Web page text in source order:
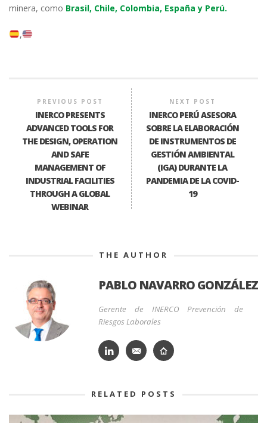
minera, como Brasil, Chile, Colombia, España y Perú.
PREVIOUS POST
INERCO PRESENTS
ADVANCED TOOLS FOR
THE DESIGN, OPERATION
AND SAFE
MANAGEMENT OF
INDUSTRIAL FACILITIES
THROUGH A GLOBAL
WEBINAR
NEXT POST
INERCO PERÚ ASESORA
SOBRE LA ELABORACIÓN
DE INSTRUMENTOS DE
GESTIÓN AMBIENTAL
(IGA) DURANTE LA
PANDEMIA DE LA COVID-
19
THE AUTHOR
PABLO NAVARRO GONZÁLEZ
Gerente de INERCO Prevención de
Riesgos Laborales
RELATED POSTS